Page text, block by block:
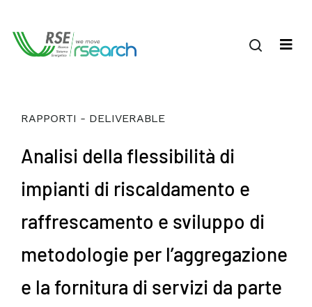
RAPPORTI - DELIVERABLE
Analisi della flessibilità di
impianti di riscaldamento e
raffrescamento e sviluppo di
metodologie per l’aggregazione
e la fornitura di servizi da parte